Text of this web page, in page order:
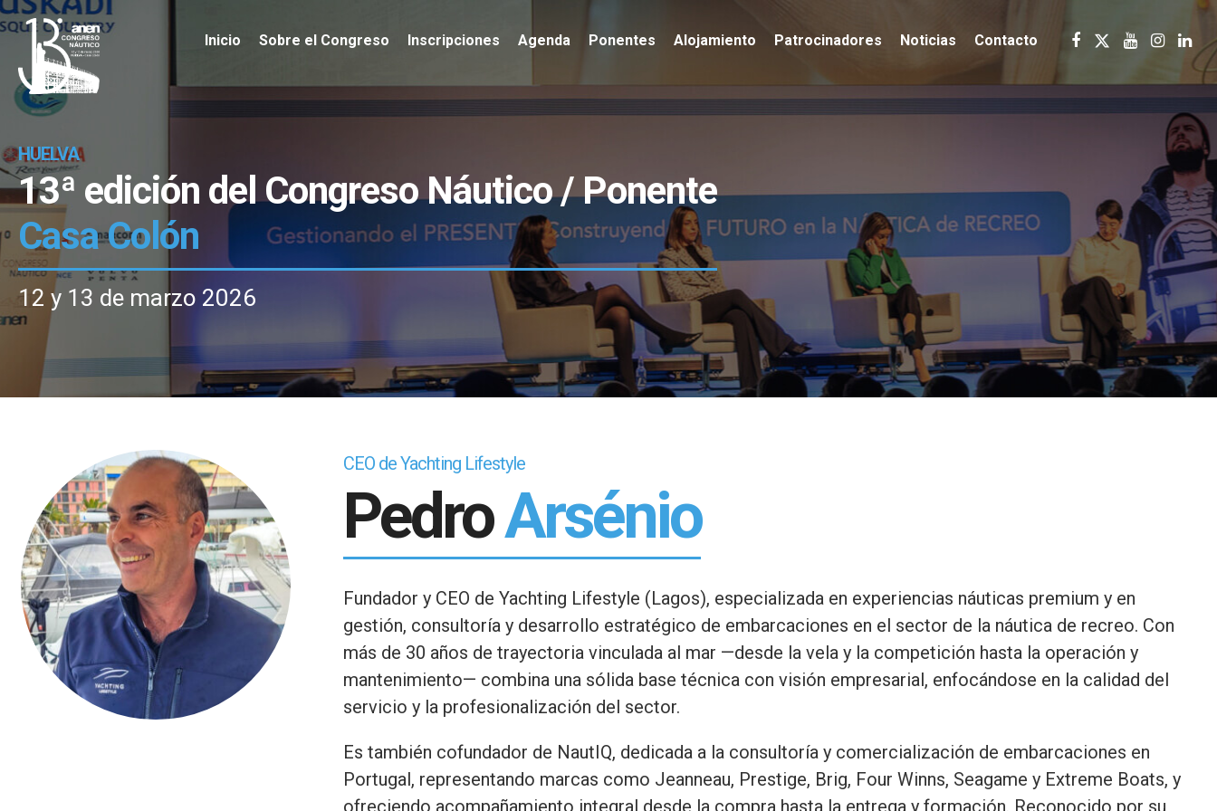
Inicio Sobre el Congreso Inscripciones Agenda Ponentes Alojamiento Patrocinadores Noticias Contacto
HUELVA
13ª edición del Congreso Náutico / Ponente
Casa Colón
12 y 13 de marzo 2026
CEO de Yachting Lifestyle
PedroArsénio
Fundador y CEO de Yachting Lifestyle (Lagos), especializada en experiencias náuticas premium y en
gestión, consultoría y desarrollo estratégico de embarcaciones en el sector de la náutica de recreo. Con
más de 30 años de trayectoria vinculada al mar —desde la vela y la competición hasta la operación y
mantenimiento— combina una sólida base técnica con visión empresarial, enfocándose en la calidad del
servicio y la profesionalización del sector.
Es también cofundador de NautIQ, dedicada a la consultoría y comercialización de embarcaciones en
Portugal, representando marcas como Jeanneau, Prestige, Brig, Four Winns, Seagame y Extreme Boats, y
ofreciendo acompañamiento integral desde la compra hasta la entrega y formación. Reconocido por su